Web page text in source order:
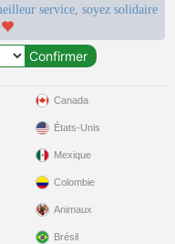
service, soyez solidaire
Canada
États-Unis
Mexique
Colombie
Animaux
Brésil